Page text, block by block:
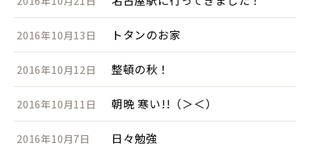
2016年10月13日 トタンのお家
2016年10月12日 整頓の秋！
2016年10月11日 朝晩 寒い!!（＞＜）
2016年10月7日 日々勉強